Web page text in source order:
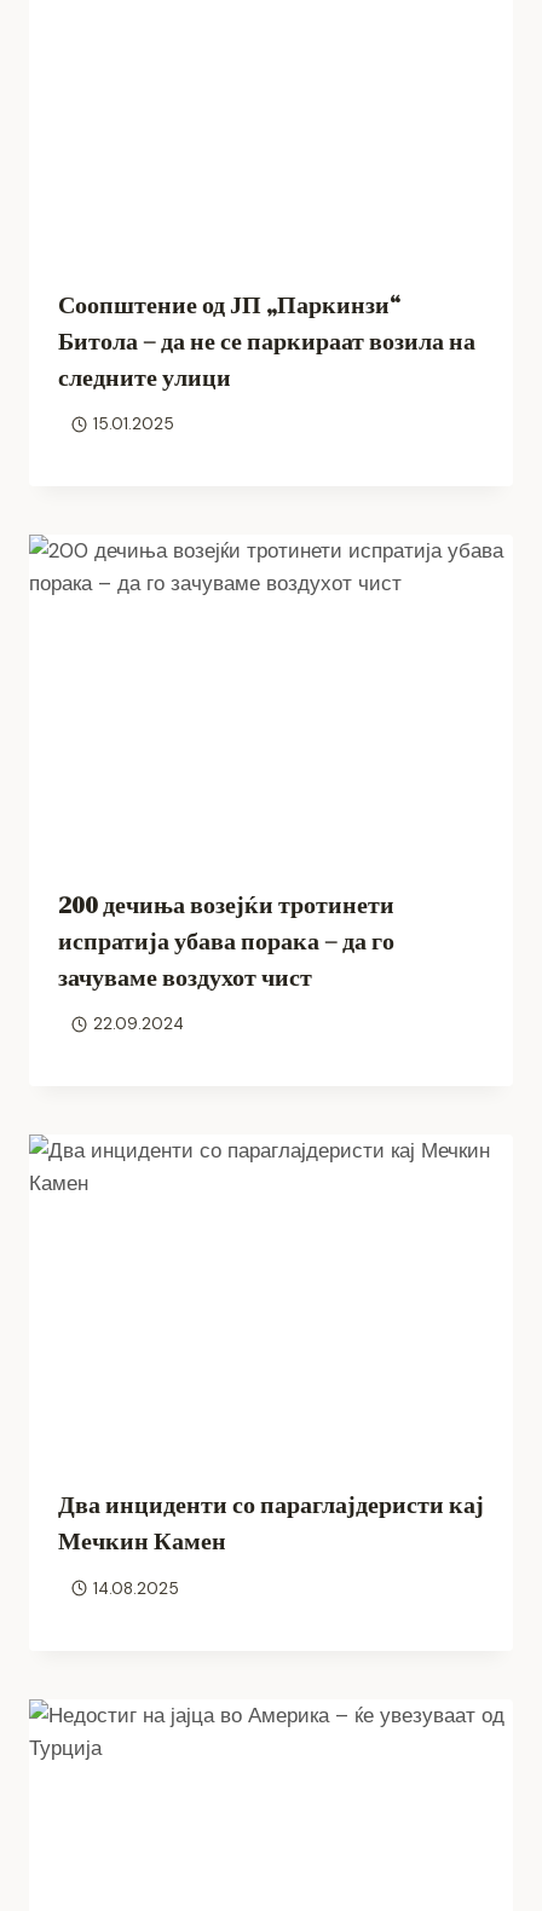
Соопштение од ЈП „Паркинзи“
Битола – да не се паркираат возила на
следните улици
15.01.2025
200 дечиња возејќи тротинети
испратија убава порака – да го
зачуваме воздухот чист
22.09.2024
Два инциденти со параглајдеристи кај
Мечкин Камен
14.08.2025